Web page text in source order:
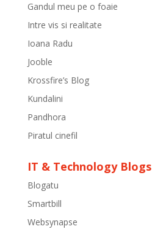
Gandul meu pe o foaie
Intre vis si realitate
Ioana Radu
Jooble
Krossfire’s Blog
Kundalini
Pandhora
Piratul cinefil
IT & Technology Blogs
Blogatu
Smartbill
Websynapse